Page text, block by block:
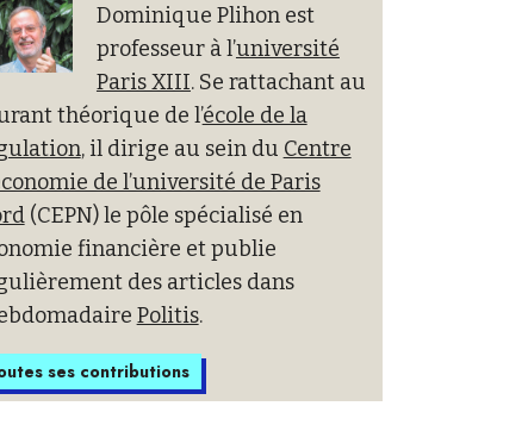
Dominique Plihon est
professeur à l’université
Paris XIII. Se rattachant au
théorique de l’école de la
, il dirige au sein du Centre
de l’université de Paris
(CEPN) le pôle spécialisé en
financière et publie
des articles dans
Politis.
ses contributions